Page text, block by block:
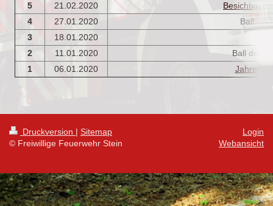
5
21.02.2020
4
27.01.2020
Ball der
3
18.01.2020
2
11.01.2020
Ball der
1
06.01.2020
Druckversion | Sitemap
© Freiwillige Feuerwehr Stein
Login
Webansicht